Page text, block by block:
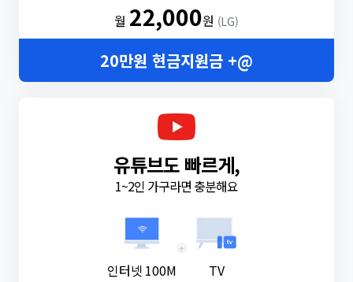
월 22,000원 (LG)
20만원 현금지원금 +@
유튜브도 빠르게,
1~2인 가구라면 충분해요
인터넷 100M
+
TV